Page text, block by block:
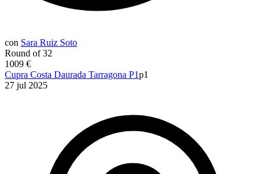
con Sara Ruiz Soto
Round of 32
1009 €
Cupra Costa Daurada Tarragona P1p1
27 jul 2025